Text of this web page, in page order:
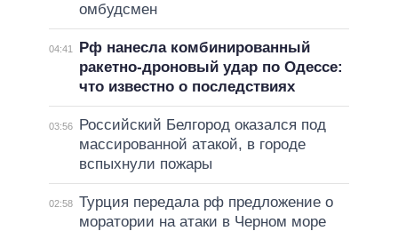
омбудсмен
04:41
Рф нанесла комбинированный
ракетно-дроновый удар по Одессе:
что известно о последствиях
03:56
Российский Белгород оказался под
массированной атакой, в городе
вспыхнули пожары
02:58 Турция передала рф предложение о
моратории на атаки в Черном море